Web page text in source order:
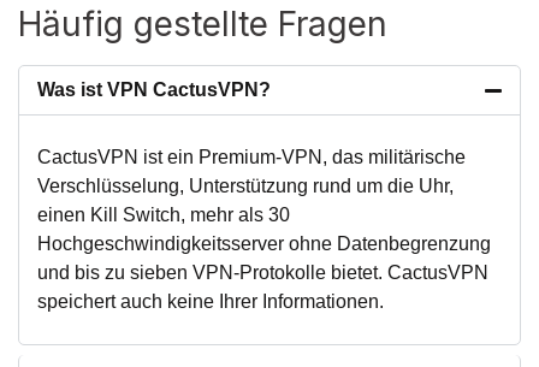
Häufig gestellte Fragen
Was ist VPN CactusVPN?
CactusVPN ist ein Premium-VPN, das militärische
Verschlüsselung, Unterstützung rund um die Uhr,
einen Kill Switch, mehr als 30
Hochgeschwindigkeitsserver ohne Datenbegrenzung
und bis zu sieben VPN-Protokolle bietet. CactusVPN
speichert auch keine Ihrer Informationen.